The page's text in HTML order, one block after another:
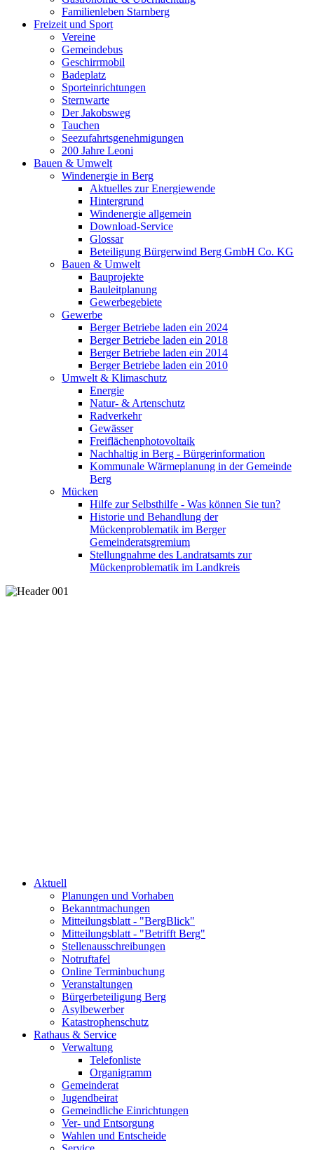
Familienleben Starnberg
Freizeit und Sport
Vereine
Gemeindebus
Geschirrmobil
Badeplatz
Sporteinrichtungen
Sternwarte
Der Jakobsweg
Tauchen
Seezufahrtsgenehmigungen
200 Jahre Leoni
Bauen & Umwelt
Windenergie in Berg
Aktuelles zur Energiewende
Hintergrund
Windenergie allgemein
Download-Service
Glossar
Beteiligung Bürgerwind Berg GmbH Co. KG
Bauen & Umwelt
Bauprojekte
Bauleitplanung
Gewerbegebiete
Gewerbe
Berger Betriebe laden ein 2024
Berger Betriebe laden ein 2018
Berger Betriebe laden ein 2014
Berger Betriebe laden ein 2010
Umwelt & Klimaschutz
Energie
Natur- & Artenschutz
Radverkehr
Gewässer
Freiflächenphotovoltaik
Nachhaltig in Berg - Bürgerinformation
Kommunale Wärmeplanung in der Gemeinde
Berg
Mücken
Hilfe zur Selbsthilfe - Was können Sie tun?
Historie und Behandlung der
Mückenproblematik im Berger
Gemeinderatsgremium
Stellungnahme des Landratsamts zur
Mückenproblematik im Landkreis
Aktuell
Planungen und Vorhaben
Bekanntmachungen
Mitteilungsblatt - "BergBlick"
Mitteilungsblatt - "Betrifft Berg"
Stellenausschreibungen
Notruftafel
Online Terminbuchung
Veranstaltungen
Bürgerbeteiligung Berg
Asylbewerber
Katastrophenschutz
Rathaus & Service
Verwaltung
Telefonliste
Organigramm
Gemeinderat
Jugendbeirat
Gemeindliche Einrichtungen
Ver- und Entsorgung
Wahlen und Entscheide